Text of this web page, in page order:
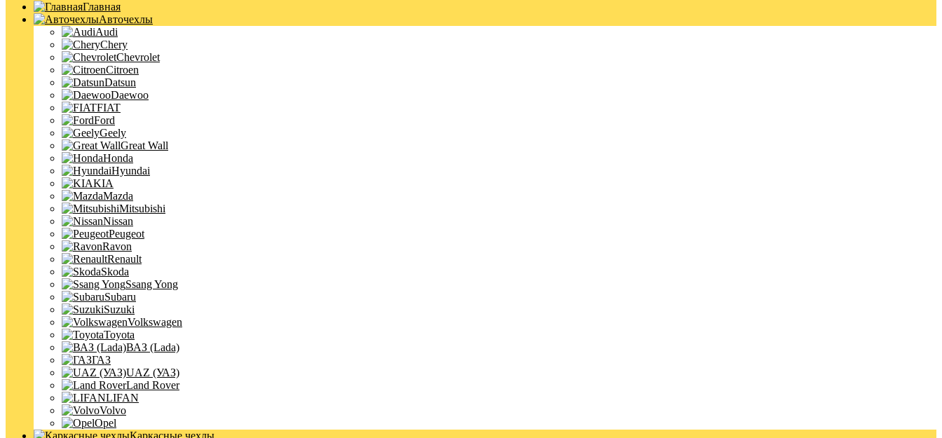
Главная
Авточехлы
Audi
Chery
Chevrolet
Citroen
Datsun
Daewoo
FIAT
Ford
Geely
Great Wall
Honda
Hyundai
KIA
Mazda
Mitsubishi
Nissan
Peugeot
Ravon
Renault
Skoda
Ssang Yong
Subaru
Suzuki
Volkswagen
Toyota
ВАЗ (Lada)
ГАЗ
UAZ (УАЗ)
Land Rover
LIFAN
Volvo
Opel
Каркасные чехлы